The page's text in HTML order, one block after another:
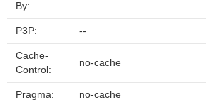
By:
P3P: --
Cache-
Control:
no-cache
Pragma: no-cache